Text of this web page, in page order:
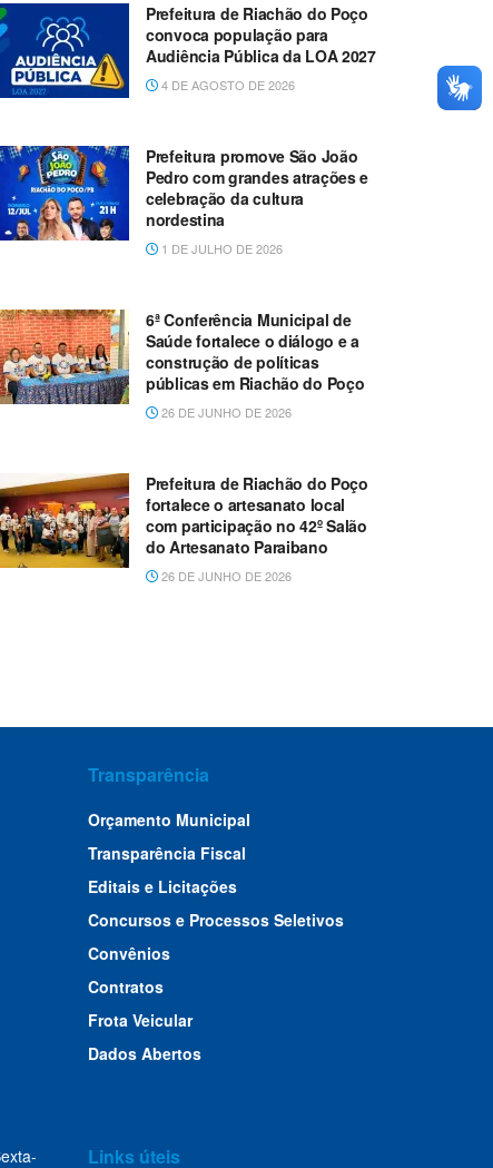
Prefeitura de Riachão do Poço
convoca população para
Audiência Pública da LOA 2027
4 DE AGOSTO DE 2026
Prefeitura promove São João
Pedro com grandes atrações e
celebração da cultura
nordestina
1 DE JULHO DE 2026
6ª Conferência Municipal de
Saúde fortalece o diálogo e a
construção de políticas
públicas em Riachão do Poço
26 DE JUNHO DE 2026
Prefeitura de Riachão do Poço
fortalece o artesanato local
com participação no 42º Salão
do Artesanato Paraibano
26 DE JUNHO DE 2026
Transparência
Orçamento Municipal
Transparência Fiscal
Editais e Licitações
Concursos e Processos Seletivos
Convênios
Contratos
Frota Veicular
Dados Abertos
Links úteis